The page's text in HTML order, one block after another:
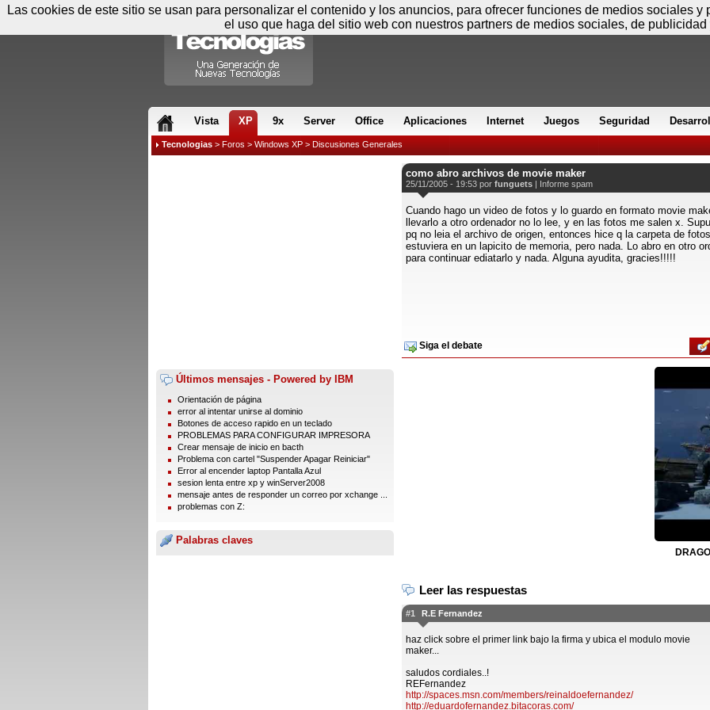
Vista XP 9x Server Office Aplicaciones Internet Juegos Seguridad
Tecnologias > Foros > Windows XP > Discusiones Generales
Últimos mensajes - Powered by IBM
Orientación de página
error al intentar unirse al dominio
Botones de acceso rapido en un teclado
PROBLEMAS PARA CONFIGURAR IMPRESORA
Crear mensaje de inicio en bacth
Problema con cartel "Suspender Apagar Reiniciar"
Error al encender laptop Pantalla Azul
sesion lenta entre xp y winServer2008
mensaje antes de responder un correo por xchange ...
problemas con Z:
Palabras claves
como abro archivos de movie maker
25/11/2005 - 19:53 por funguets | Informe spam
Cuando hago un video de fotos y lo guardo en formato movie
llevarlo a otro ordenador no lo lee, y en las fotos me salen x.
pq no leia el archivo de origen, entonces hice q la carpeta de fotos
estuviera en un lapicito de memoria, pero nada. Lo abro en otro
para continuar ediatarlo y nada. Alguna ayudita, gracies!!!!!
Siga el debate
Leer las respuestas
#1 R.E Fernandez
haz click sobre el primer link bajo la firma y ubica el modulo movie
maker...
saludos cordiales..!
REFernandez
http://spaces.msn.com/members/reinaldoefernandez/
http://eduardofernandez.bitacoras.com/
Las cookies de este sitio se usan para personalizar el contenido y los anuncios, para ofrecer funciones de medios sociales
el uso que haga del sitio web con nuestros partners de medios sociales, de